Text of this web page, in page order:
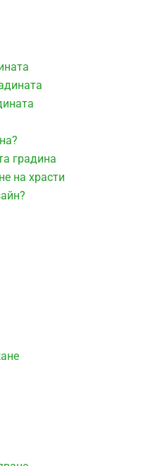
градина
на храсти